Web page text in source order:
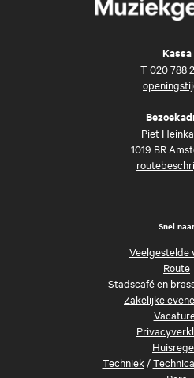
Kassa
T 020 788
Piet
1019 BR
Snel naar
Veelgestelde
Route
Stadscafé en
Zakelijke
Techniek/